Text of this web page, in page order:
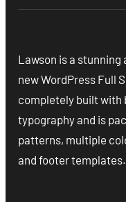
Lawson is a
new WordPress Full
completely built with
typography and is
patterns, multiple
and footer templates.